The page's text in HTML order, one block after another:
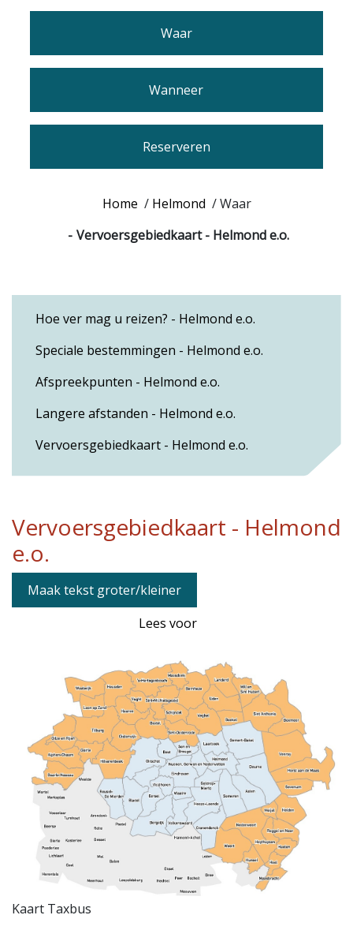
Waar
Wanneer
Reserveren
Home / Helmond / Waar
Vervoersgebiedkaart - Helmond e.o.
Hoe ver mag u reizen? - Helmond e.o.
Speciale bestemmingen - Helmond e.o.
Afspreekpunten - Helmond e.o.
Langere afstanden - Helmond e.o.
Vervoersgebiedkaart - Helmond e.o.
Vervoersgebiedkaart - Helmond
e.o.
Maak tekst groter/kleiner
Lees voor
Kaart Taxbus